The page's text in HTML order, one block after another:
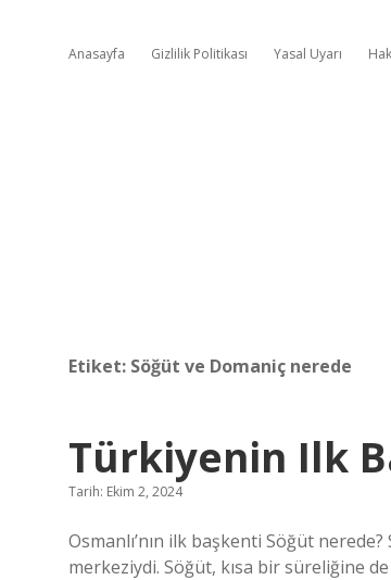
Anasayfa Gizlilik Politikası Yasal Uyarı
Etiket: Söğüt ve Domaniç nerede
Türkiyenin Ilk
Tarih: Ekim 2, 2024
Osmanlı’nın ilk başkenti Söğüt
merkeziydi. Söğüt, kısa bir süreliğine